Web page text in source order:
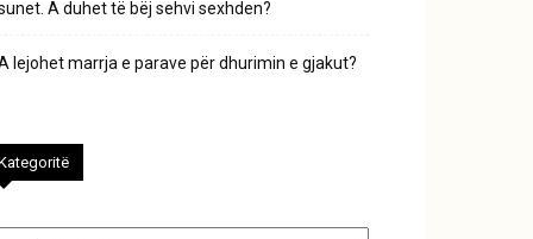
A duhet të bëj sehvi sexhden?
lejohet marrja e parave për dhurimin e gjakut?